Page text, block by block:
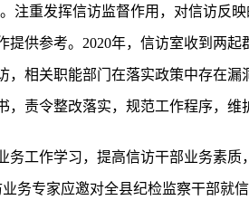
注重发挥信访监督作用，对信访反
提供参考。2020年，信访室收到两
，相关职能部门在落实政策中存在
责令整改落实，规范工作程序，维
务工作学习，提高信访干部业务素
务专家应邀对全县纪检监察干部就